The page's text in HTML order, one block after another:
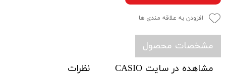
افزودن به علاقه مندی ها
مشخصات محصول
مشاهده در سایت CASIO
نظرات